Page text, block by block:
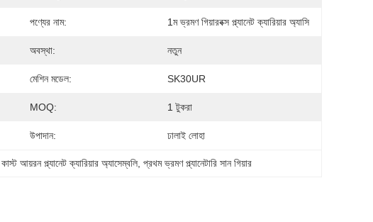
পণ্যের নাম: 1ম ভ্রমণ গিয়ারবক্স প্ল্যানেট ক্যারিয়ার অ্যাসি
অবস্থা: নতুন
মেশিন মডেল: SK30UR
MOQ: 1 টুকরা
উপাদান: ঢালাই লোহা
, কাস্ট আয়রন প্ল্যানেট ক্যারিয়ার অ্যাসেম্বলি , প্রথম ভ্রমণ প্ল্যানেটারি সান গিয়ার